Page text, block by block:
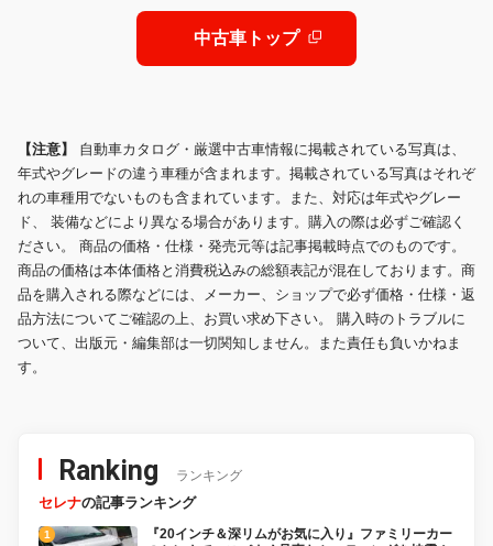
イール 全方位カメラ インテリジェン
トキー
中古車トップ
【注意】 自動車カタログ・厳選中古車情報に掲載されている写真は、
年式やグレードの違う車種が含まれます。掲載されている写真はそれぞ
れの車種用でないものも含まれています。また、対応は年式やグレー
ド、 装備などにより異なる場合があります。購入の際は必ずご確認く
ださい。 商品の価格・仕様・発売元等は記事掲載時点でのものです。
商品の価格は本体価格と消費税込みの総額表記が混在しております。商
品を購入される際などには、メーカー、ショップで必ず価格・仕様・返
品方法についてご確認の上、お買い求め下さい。 購入時のトラブルに
ついて、出版元・編集部は一切関知しません。また責任も負いかねま
す。
Ranking ランキング
セレナの記事ランキング
『20インチ＆深リムがお気に入り』ファミリーカー